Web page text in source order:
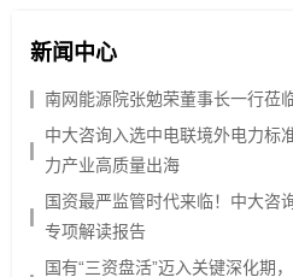
新闻中心
南网能源院张勉荣董事长一行莅
中大咨询入选中电联境外电力标
力产业高质量出海
国资最严监管时代来临！中大咨
专项解读报告
国有“三资盘活”迈入关键深化期